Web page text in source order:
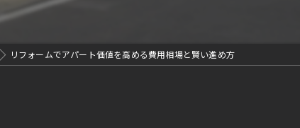
リフォームでアパート価値を高める費用相場と賢い進め方